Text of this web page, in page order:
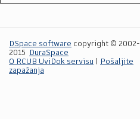
DSpace software copyright © 2002-
2015
DuraSpace
O RCUB UviDok servisu
Pošaljite
zapažanja